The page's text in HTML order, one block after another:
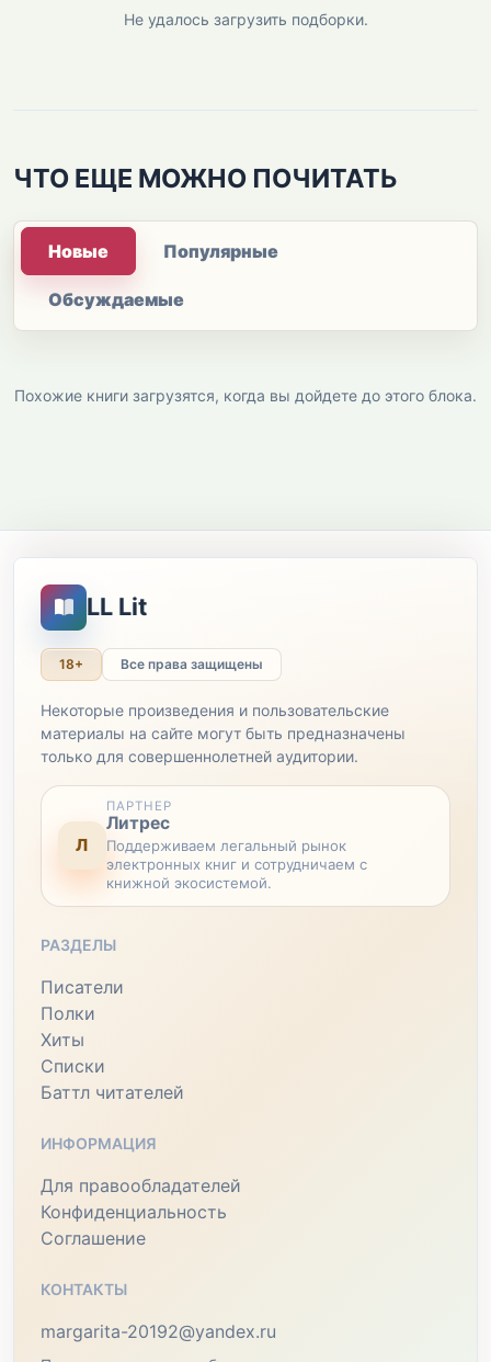
Не удалось загрузить подборки.
ЧТО ЕЩЕ МОЖНО ПОЧИТАТЬ
Новые Популярные
Обсуждаемые
Похожие книги загрузятся, когда вы дойдете до этого блока.
LL Lit
18+ Все права защищены
Некоторые произведения и пользовательские
материалы на сайте могут быть предназначены
только для совершеннолетней аудитории.
Л
ПАРТНЕР
Литрес
Поддерживаем легальный рынок
электронных книг и сотрудничаем с
книжной экосистемой.
РАЗДЕЛЫ
Писатели
Полки
Хиты
Списки
Баттл читателей
ИНФОРМАЦИЯ
Для правообладателей
Конфиденциальность
Соглашение
КОНТАКТЫ
margarita-20192@yandex.ru